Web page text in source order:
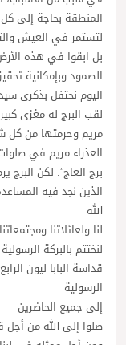
المنطقة بحاجة إلى
لتستمر في العيش
بل ابقوا في هذه
الصمود وبإمكانية
اليوم نحتفل بذكرى
لقب البرج له مغزى
مريم وحرمتها من كل
العذراء مريم في
برج العاج”. لكن البرج
الذين نجد فيه
الله
لنا ولعائلاتنا
لنختتم بالبركة
قداسة البابا ليون
الرسولية
إلى جميع الحاضرين
صلوا إلى الله من أجل